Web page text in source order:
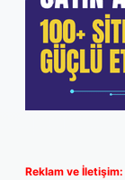
Reklam ve İletişim: